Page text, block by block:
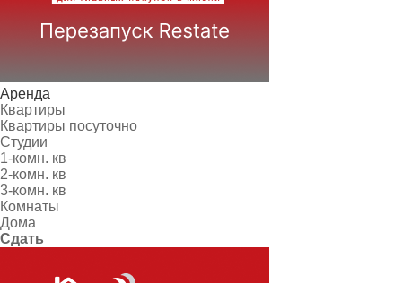
Аренда
Квартиры
Квартиры посуточно
Студии
1-комн. кв
2-комн. кв
3-комн. кв
Комнаты
Дома
Сдать